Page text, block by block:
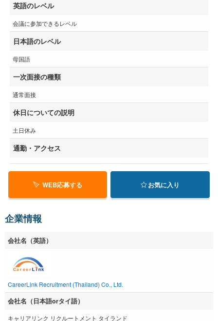
英語のレベル
会議に参加できるレベル
日本語のレベル
母国語
一次面接の種類
通常面接
休日についての説明
土日休み
通勤・アクセス
WEB応募する お気に入り
企業情報
会社名（英語）
CareerLink Recruitment (Thailand) Co., Ltd.
会社名（日本語orタイ語）
キャリアリンク リクルートメント タイランド